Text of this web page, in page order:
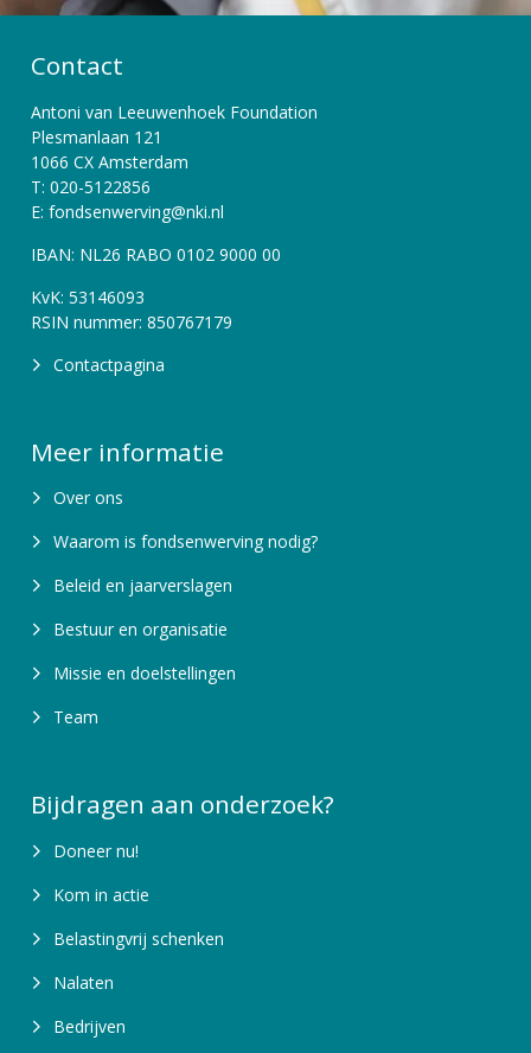
Contact
Antoni van Leeuwenhoek Foundation
Plesmanlaan 121
1066 CX Amsterdam
T: 020-5122856
E: fondsenwerving@nki.nl
IBAN: NL26 RABO 0102 9000 00
KvK: 53146093
RSIN nummer: 850767179
Contactpagina
Meer informatie
Over ons
Waarom is fondsenwerving nodig?
Beleid en jaarverslagen
Bestuur en organisatie
Missie en doelstellingen
Team
Bijdragen aan onderzoek?
Doneer nu!
Kom in actie
Belastingvrij schenken
Nalaten
Bedrijven